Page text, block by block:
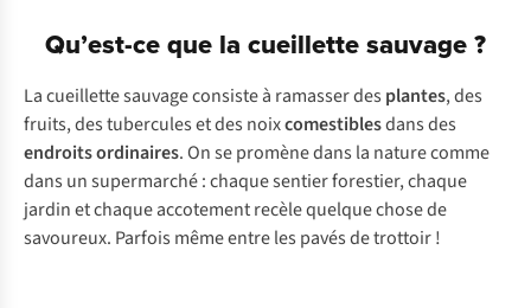
Qu’est-ce que la cueillette sauvage ?
La cueillette sauvage consiste à ramasser des plantes, des
fruits, des tubercules et des noixcomestiblesdans des
endroits ordinaires. On se promène dans la nature comme
dans un supermarché : chaque sentier forestier, chaque
jardin et chaque accotement recèle quelque chose de
savoureux. Parfois même entre les pavés de trottoir !